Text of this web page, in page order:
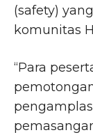
(safety)
komunitas
“Para